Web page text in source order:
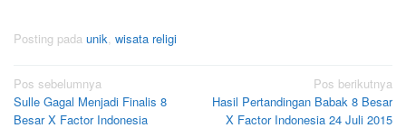
Posting pada unik wisata religi
Navigasi
pos
Pos sebelumnya
Sulle Gagal Menjadi Finalis 8
Besar X Factor Indonesia
Pos berikutnya
Hasil Pertandingan Babak 8 Besar
X Factor Indonesia 24 Juli 2015